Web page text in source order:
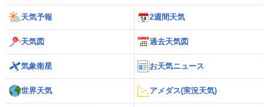
天気予報 2週間天気
天気図 過去天気図
気象衛星 お天気ニュース
世界天気 アメダス(実況天気)